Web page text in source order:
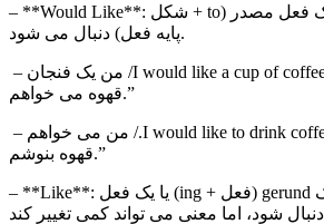
– **Would Like یک فعل مصدر (to + شکل
پایه فعل) دنبال می شود.
I would like a cup of/ من یک فنجان
قهوه می خواهم.”
I would like to drink./ من می خواهم
قهوه بنوشم.”
– **Like gerund (فعل + ing) یا یک فعل